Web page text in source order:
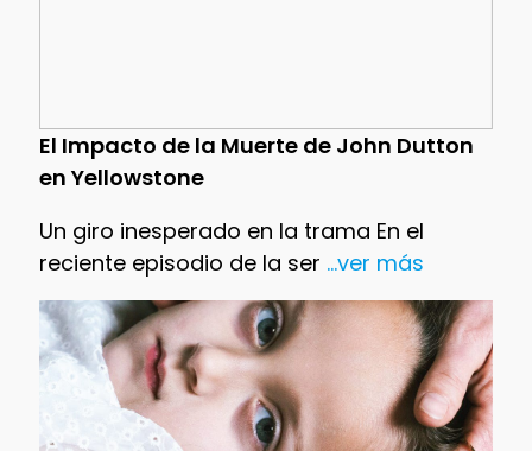
El Impacto de la Muerte de John Dutton
en Yellowstone
Un giro inesperado en la trama En el
reciente episodio de la ser ...ver más